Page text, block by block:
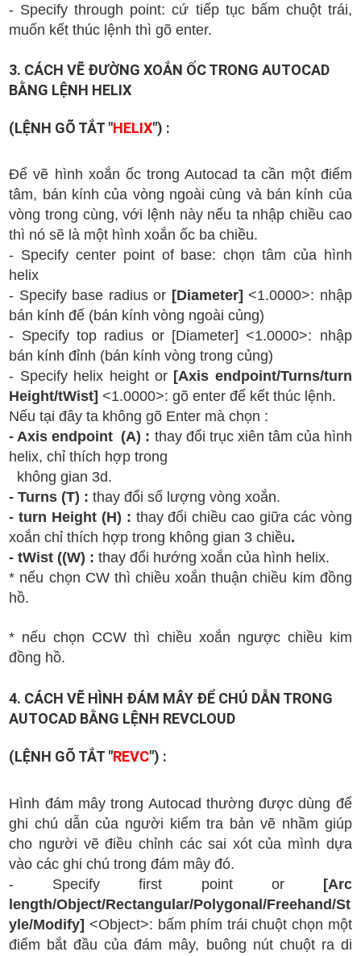
- Specify through point: cứ tiếp tục bấm chuột trái,
muốn kết thúc lệnh thì gõ enter.
3. CÁCH VẼ ĐƯỜNG XOẮN ỐC TRONG AUTOCAD
BẰNG LỆNH HELIX
(LỆNH GÕ TẮT "HELIX") :
Để vẽ hình xoắn ốc trong Autocad ta cần một điểm
tâm, bán kính của vòng ngoài cùng và bán kính của
vòng trong cùng, với lệnh này nếu ta nhập chiều cao
thì nó sẽ là một hình xoắn ốc ba chiều.
- Specify center point of base: chọn tâm của hình
helix
- Specify base radius or [Diameter] <1.0000>: nhập
bán kính đế (bán kính vòng ngoài củng)
- Specify top radius or [Diameter] <1.0000>: nhập
bán kính đỉnh (bán kính vòng trong củng)
- Specify helix height or [Axis endpoint/Turns/turn
Height/tWist] <1.0000>: gõ enter để kết thúc lệnh.
Nếu tại đây ta không gõ Enter mà chọn :
- Axis endpoint (A) : thay đổi trục xiên tâm của hình
helix, chỉ thích hợp trong
không gian 3d.
- Turns (T) :thay đổi số lượng vòng xoắn.
- turn Height (H) : thay đổi chiều cao giữa các vòng
xoắn chỉ thích hợp trong không gian 3 chiều.
- tWist ((W) :thay đổi hướng xoắn của hình helix.
* nếu chọn CW thì chiều xoắn thuận chiều kim đồng
hồ.
* nếu chọn CCW thì chiều xoắn ngược chiều kim
đồng hồ.
4. CÁCH VẼ HÌNH ĐÁM MÂY ĐỂ CHÚ DẪN TRONG
AUTOCAD BẰNG LỆNH REVCLOUD
(LỆNH GÕ TẮT "REVC") :
Hình đám mây trong Autocad thường được dùng để
ghi chú dẫn của người kiểm tra bản vẽ nhầm giúp
cho người vẽ điều chỉnh các sai xót của mình dựa
vào các ghi chú trong đám mây đó.
- Specify first point or
[Arc
length/Object/Rectangular/Polygonal/Freehand/St
yle/Modify] <Object>: bấm phím trái chuột chọn một
điểm bắt đầu của đám mây, buông nút chuột ra di